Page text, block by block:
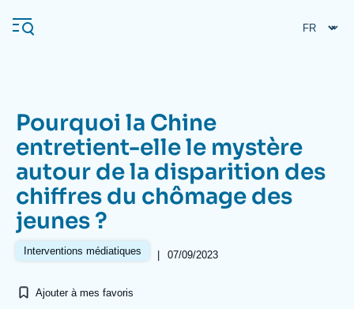
au
contenu
Navigation
principale
L'Ifri
Analyses
À propos de l'Ifri Recherches fréquentes
Pourquoi la Chine
entretient-elle le mystère
autour de la disparition des
chiffres du chômage des
jeunes ?
Interventions médiatiques | 07/09/2023
Ajouter à mes favoris